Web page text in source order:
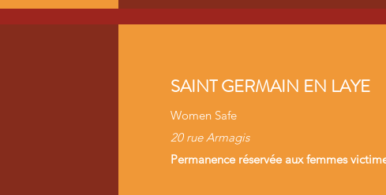
SAINT GERMAIN EN LAYE
Women Safe
20 rue Armagis
Permanence réservée aux femmes